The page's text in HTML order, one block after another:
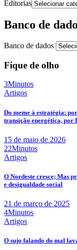
Editorias
Banco de
Banco de dados
Fique de olho
3Minutos
Artigos
Do meme à estratégia:
transição energética, por
15 de maio de 2026
22Minutos
Artigos
O Nordeste cresce; Mas
e desigualdade social
21 de março de 2025
4Minutos
Artigos
O sujo falando do mal